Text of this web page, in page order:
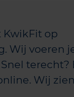
KwikFit op
Wij voeren
terecht?
Wij